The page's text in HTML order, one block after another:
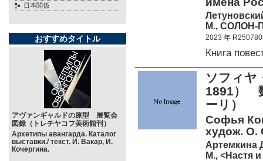
日本関係
おすすめタイトル
アヴァンギャルドの原型 展覧会
図録（トレチヤコフ美術館刊）
Архетипы авангарда. Каталог
выставки./ текст. И. Вакар, И.
Кочергина.
М., СОЛОН-
2023 年 R250780
Книга
ソフィヤ
1891）
ーリ）
Софья
худож. О.
Артемкина
М., <Настя